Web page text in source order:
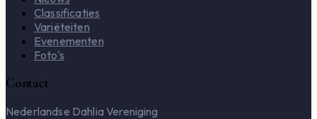
Classificaties
Variëteiten
Evenementen
Foto's
Contact
Nederlandse Dahlia Vereniging